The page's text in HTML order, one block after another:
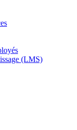
(LMS)